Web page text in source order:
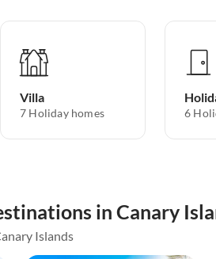
Villa
7 Holiday homes 6
in Canary
Islands